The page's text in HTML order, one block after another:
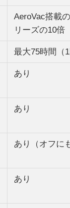
AeroVac搭載
リーズの10倍
最大75時間（1
あり
あり
あり（オフに
あり